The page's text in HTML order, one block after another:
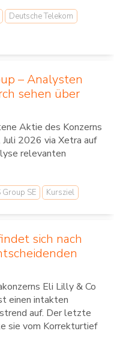
Deutsche Telekom
– Analysten
sehen über
Aktie des Konzerns
2026 via Xetra auf
relevanten
Group SE Kursziel
sich nach
Eli Lilly & Co
einen intakten
auf. Der letzte
sie vom Korrekturtief